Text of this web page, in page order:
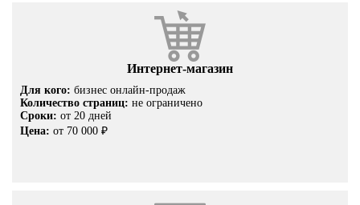
Интернет-магазин
Для кого: бизнес онлайн-продаж
Количество страниц: не ограничено
Сроки: от 20 дней
Цена: от 70 000 ₽